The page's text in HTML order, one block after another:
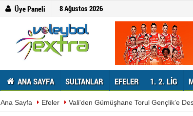
Üye Paneli 8 Ağustos 2026
ANA SAYFA SULTANLAR EFELER 1. 2. LIG
Ana Sayfa Efeler Vali'den Gümüşhane Torul Gençlik’e